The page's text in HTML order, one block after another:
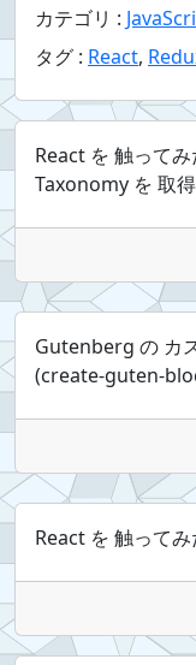
カテゴリ :
タグ : React,
React を 触って
Taxonomy を 取
Gutenberg の カ
(create-guten-
React を 触って